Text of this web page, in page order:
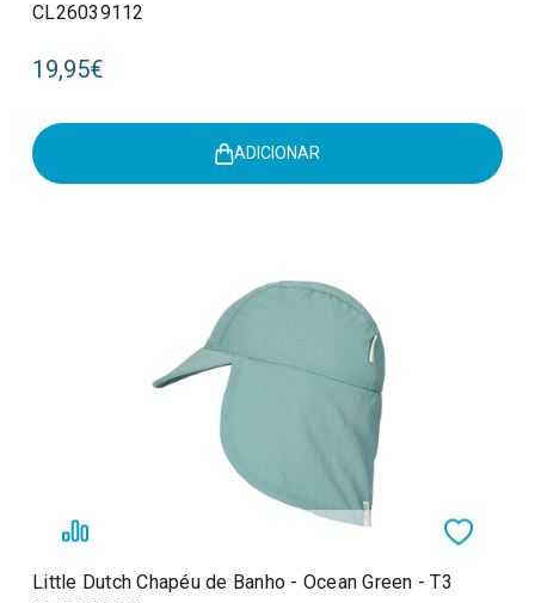
CL26039112
19,95€
ADICIONAR
Little Dutch Chapéu de Banho - Ocean Green - T3